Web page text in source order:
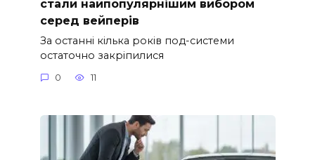
стали найпопулярнішим вибором
серед вейперів
За останні кілька років под-системи
остаточно закріпилися
0 11